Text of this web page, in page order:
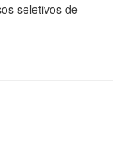
seletivos de